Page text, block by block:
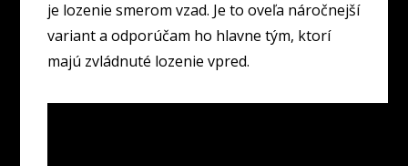
je lozenie smerom vzad. Je to oveľa náročnejší
variant a odporúčam ho hlavne tým, ktorí
majú zvládnuté lozenie vpred.